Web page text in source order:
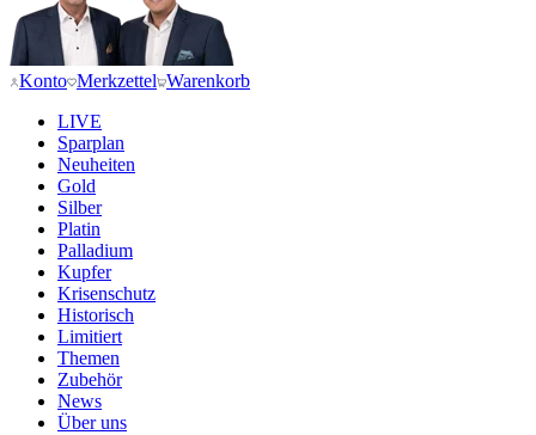
Konto Merkzettel Warenkorb
LIVE
Sparplan
Neuheiten
Gold
Silber
Platin
Palladium
Kupfer
Krisenschutz
Historisch
Limitiert
Themen
Zubehör
News
Über uns